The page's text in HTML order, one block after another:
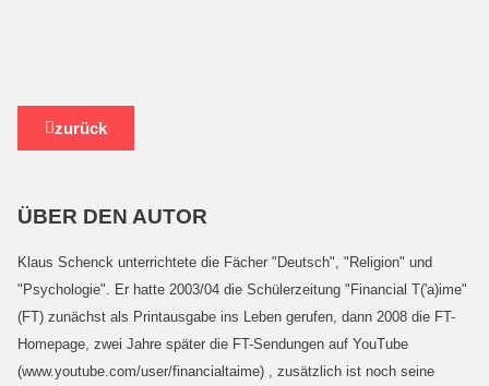
zurück
ÜBER DEN AUTOR
Klaus Schenck unterrichtete die Fächer "Deutsch", "Religion" und
"Psychologie". Er hatte 2003/04 die Schülerzeitung "Financial T('a)ime"
(FT) zunächst als Printausgabe ins Leben gerufen, dann 2008 die FT-
Homepage, zwei Jahre später die FT-Sendungen auf YouTube
(www.youtube.com/user/financialtaime) , zusätzlich ist noch seine